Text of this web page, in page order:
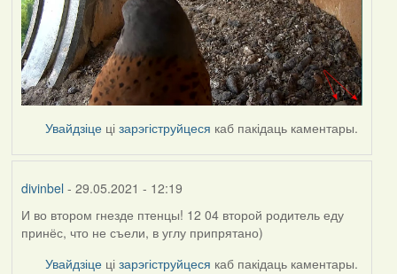
Увайдзіце цізарэгіструйцеся каб пакідаць каментары.
divinbel - 29.05.2021 - 12:19
И во втором гнезде птенцы! 12 04 второй родитель еду
принёс, что не съели, в углу припрятано)
Увайдзіце цізарэгіструйцеся каб пакідаць каментары.